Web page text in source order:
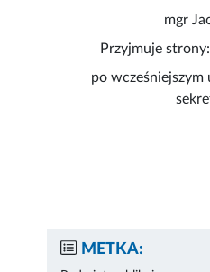
mgr
Przyjmuje
po
METKA: